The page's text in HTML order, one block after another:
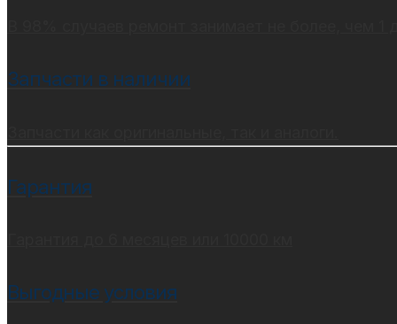
Запчасти в наличии
Гарантия
Выгодные условия